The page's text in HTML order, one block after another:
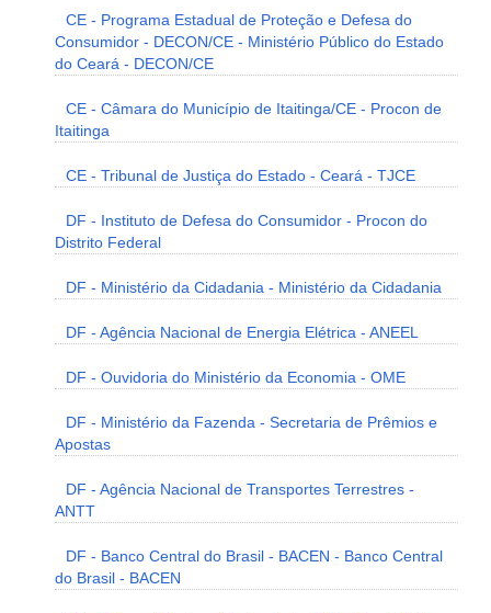
CE - Programa Estadual de Proteção e Defesa do
Consumidor - DECON/CE - Ministério Público do Estado
do Ceará - DECON/CE
CE - Câmara do Município de Itaitinga/CE - Procon de
Itaitinga
CE - Tribunal de Justiça do Estado - Ceará - TJCE
DF - Instituto de Defesa do Consumidor - Procon do
Distrito Federal
DF - Ministério da Cidadania - Ministério da Cidadania
DF - Agência Nacional de Energia Elétrica - ANEEL
DF - Ouvidoria do Ministério da Economia - OME
DF - Ministério da Fazenda - Secretaria de Prêmios e
Apostas
DF - Agência Nacional de Transportes Terrestres -
ANTT
DF - Banco Central do Brasil - BACEN - Banco Central
do Brasil - BACEN